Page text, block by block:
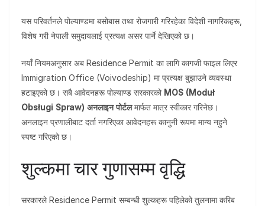
यस परिवर्तनले पोल्याण्डमा बसोबास तथा रोजगारी गरिरहेका विदेशी नागरिकहरू,
विशेष गरी नेपाली समुदायलाई प्रत्यक्ष असर पार्ने देखिएको छ।
नयाँ नियमअनुसार अब Residence Permit का लागि कागजी फाइल लिएर
Immigration Office (Voivodeship) मा प्रत्यक्ष बुझाउने व्यवस्था
हटाइएको छ। सबै आवेदनहरू पोल्याण्ड सरकारको MOS (Moduł
Obsługi Spraw) अनलाइन पोर्टलमार्फत मात्र स्वीकार गरिनेछ।
अनलाइन प्रणालीबाट दर्ता नगरिएका आवेदनहरू कानुनी रूपमा मान्य नहुने
स्पष्ट गरिएको छ।
शुल्कमा चार गुणासम्म वृद्धि
सरकारले Residence Permit सम्बन्धी शुल्कहरू पहिलेको तुलनामा करिब